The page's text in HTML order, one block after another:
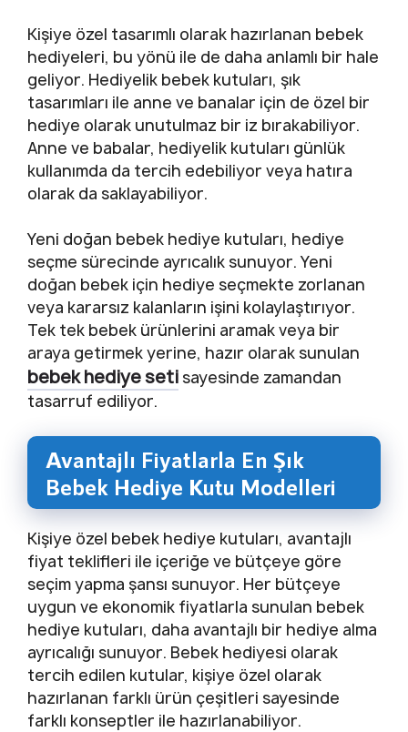
Kişiye özel tasarımlı olarak hazırlanan bebek
hediyeleri, bu yönü ile de daha anlamlı bir hale
geliyor. Hediyelik bebek kutuları, şık
tasarımları ile anne ve banalar için de özel bir
hediye olarak unutulmaz bir iz bırakabiliyor.
Anne ve babalar, hediyelik kutuları günlük
kullanımda da tercih edebiliyor veya hatıra
olarak da saklayabiliyor.
Yeni doğan bebek hediye kutuları, hediye
seçme sürecinde ayrıcalık sunuyor. Yeni
doğan bebek için hediye seçmekte zorlanan
veya kararsız kalanların işini kolaylaştırıyor.
Tek tek bebek ürünlerini aramak veya bir
araya getirmek yerine, hazır olarak sunulan
bebek hediye seti sayesinde zamandan
tasarruf ediliyor.
Avantajlı Fiyatlarla En Şık
Bebek Hediye Kutu Modelleri
Kişiye özel bebek hediye kutuları, avantajlı
fiyat teklifleri ile içeriğe ve bütçeye göre
seçim yapma şansı sunuyor. Her bütçeye
uygun ve ekonomik fiyatlarla sunulan bebek
hediye kutuları, daha avantajlı bir hediye alma
ayrıcalığı sunuyor. Bebek hediyesi olarak
tercih edilen kutular, kişiye özel olarak
hazırlanan farklı ürün çeşitleri sayesinde
farklı konseptler ile hazırlanabiliyor.